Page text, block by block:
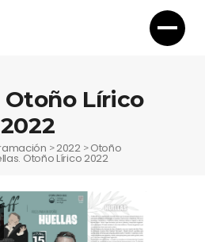
Otoño Lírico
2022
>2022 >Otoño
Otoño Lírico 2022